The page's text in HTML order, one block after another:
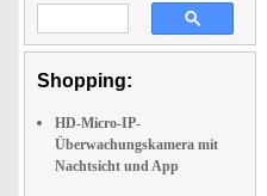
Shopping:
HD-Micro-IP-
Überwachungskamera mit
Nachtsicht und App